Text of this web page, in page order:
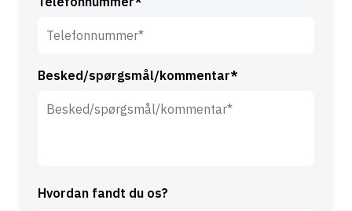
*
Besked/spørgsmål/kommentar*
Hvordan fandt du os?